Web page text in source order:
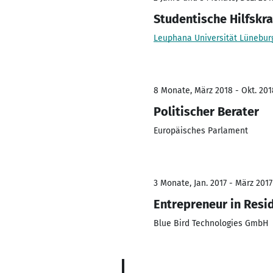
Studentische
Leuphana Universität
8 Monate, März 2018 - Okt.
Politischer Berater
Europäisches Parlament
3 Monate, Jan. 2017 - März 2017
Entrepreneur in
Blue Bird Technologies GmbH